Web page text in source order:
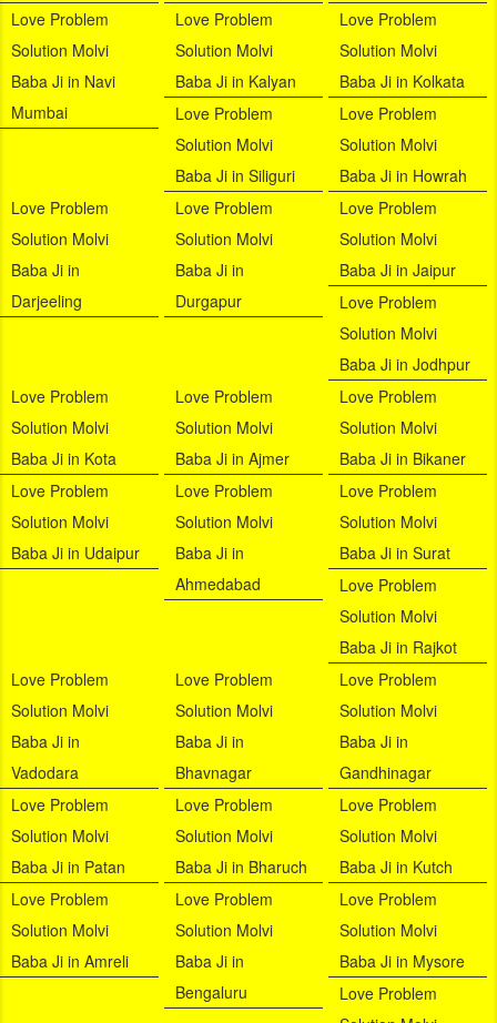
Love Problem
Solution Molvi
Baba Ji in Navi
Mumbai
Love Problem
Solution Molvi
Baba Ji in Kalyan
Love Problem
Solution Molvi
Baba Ji in Kolkata
Love Problem
Solution Molvi
Baba Ji in Siliguri
Love Problem
Solution Molvi
Baba Ji in Howrah
Love Problem
Solution Molvi
Baba Ji in
Darjeeling
Love Problem
Solution Molvi
Baba Ji in
Durgapur
Love Problem
Solution Molvi
Baba Ji in Jaipur
Love Problem
Solution Molvi
Baba Ji in Jodhpur
Love Problem
Solution Molvi
Baba Ji in Kota
Love Problem
Solution Molvi
Baba Ji in Ajmer
Love Problem
Solution Molvi
Baba Ji in Bikaner
Love Problem
Solution Molvi
Baba Ji in Udaipur
Love Problem
Solution Molvi
Baba Ji in
Ahmedabad
Love Problem
Solution Molvi
Baba Ji in Surat
Love Problem
Solution Molvi
Baba Ji in Rajkot
Love Problem
Solution Molvi
Baba Ji in
Vadodara
Love Problem
Solution Molvi
Baba Ji in
Bhavnagar
Love Problem
Solution Molvi
Baba Ji in
Gandhinagar
Love Problem
Solution Molvi
Baba Ji in Patan
Love Problem
Solution Molvi
Baba Ji in Bharuch
Love Problem
Solution Molvi
Baba Ji in Kutch
Love Problem
Solution Molvi
Baba Ji in Amreli
Love Problem
Solution Molvi
Baba Ji in
Bengaluru
Love Problem
Solution Molvi
Baba Ji in Mysore
Love Problem